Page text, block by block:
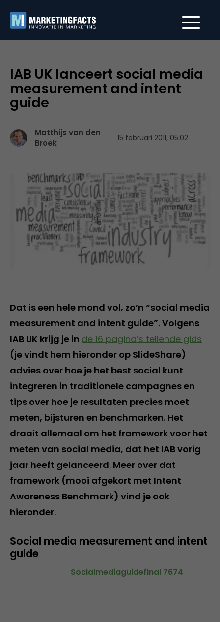
IAB UK lanceert social media
measurement and intent
guide
Matthijs van den
Broek
15 februari 2011, 05:02
Dat is een hele mond vol, zo’n “social media
measurement and intent guide”. Volgens
IAB UK krijg je in de 16 pagina’s tellende gids
(je vindt hem hieronder op SlideShare)
advies over hoe je het best social kunt
integreren in traditionele campagnes en
tips over hoe je resultaten precies moet
meten, bijsturen en benchmarken. Het
draait allemaal om het framework voor het
meten van social media, dat het IAB vorig
jaar heeft gelanceerd. Meer over dat
framework (mooi afgekort met Intent
Awareness Benchmark) vind je ook
hieronder.
Social media measurement and intent
guide
Socialmediaguidefinal 7674